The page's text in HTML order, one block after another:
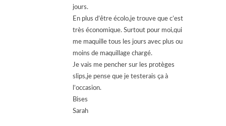
jours.
En plus d’être écolo,je trouve que c’est
très économique. Surtout pour moi,qui
me maquille tous les jours avec plus ou
moins de maquillage chargé.
Je vais me pencher sur les protèges
slips,je pense que je testerais ça à
l’occasion.
Bises
Sarah